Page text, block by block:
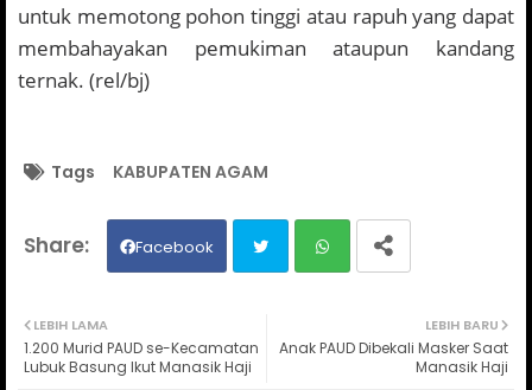
untuk memotong pohon tinggi atau rapuh yang dapat
membahayakan pemukiman ataupun kandang
ternak. (rel/bj)
Tags KABUPATEN AGAM
Facebook
ter ats
LEBIH BARU
Anak PAUD Dibekali Masker Saat
Manasik Haji
LEBIH LAMA
1.200 Murid PAUD se-Kecamatan
Lubuk Basung Ikut Manasik Haji